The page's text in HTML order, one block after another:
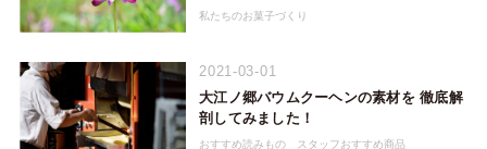
私たちのお菓子づくり
2021-03-01
大江ノ郷バウムクーヘンの素材を 徹底解
剖してみました！
おすすめ読みもの
スタッフおすすめ商品